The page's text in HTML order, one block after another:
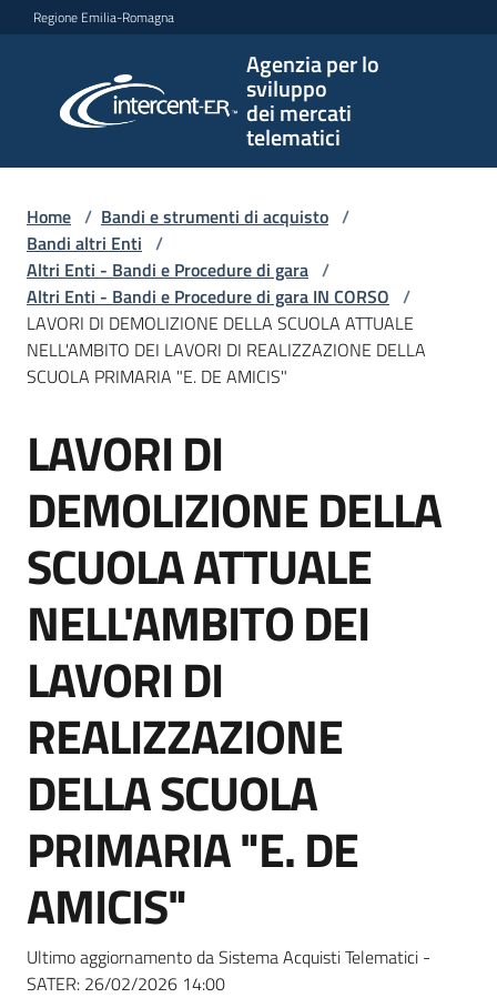
Vai al contenuto
Vai alla navigazione
Vai al footer
Regione Emilia-Romagna
Agenzia per lo
sviluppo
dei mercati
telematici
per lo
sviluppo
telematici
L'Agenzia
e
strumenti
acquisto
Supporto
Piattaforme
telematiche
English
site
Home / Bandi e strumenti di acquisto /
Bandi altri Enti /
Altri Enti - Bandi e Procedure di gara /
Altri Enti - Bandi e Procedure di gara IN CORSO /
LAVORI DI DEMOLIZIONE DELLA SCUOLA ATTUALE
NELL'AMBITO DEI LAVORI DI REALIZZAZIONE DELLA
SCUOLA PRIMARIA "E. DE AMICIS"
Salta al contenuto
LAVORI DI
DEMOLIZIONE DELLA
SCUOLA ATTUALE
NELL'AMBITO DEI
LAVORI DI
REALIZZAZIONE
DELLA SCUOLA
PRIMARIA "E. DE
AMICIS"
Ultimo aggiornamento da Sistema Acquisti Telematici -
SATER: 26/02/2026 14:00